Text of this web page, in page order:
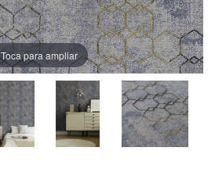
Toca para ampliar